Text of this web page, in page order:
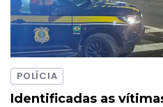
POLÍCIA
Identificadas as